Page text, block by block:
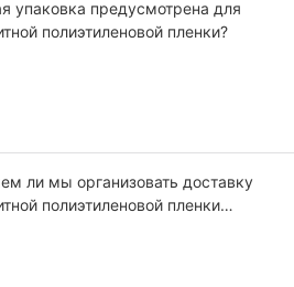
упаковка предусмотрена для
полиэтиленовой пленки?
ли мы организовать доставку
полиэтиленовой пленки